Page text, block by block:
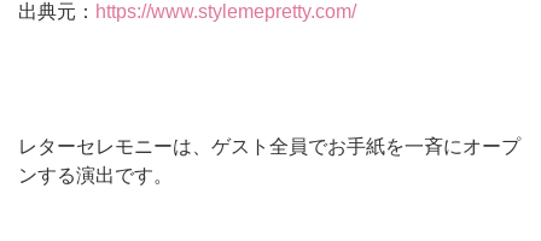
出典元： https://www.stylemepretty.com/
レターセレモニーは、ゲスト全員でお手紙を一斉にオープ
ンする演出です。